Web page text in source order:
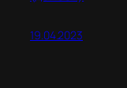
19.04.2023